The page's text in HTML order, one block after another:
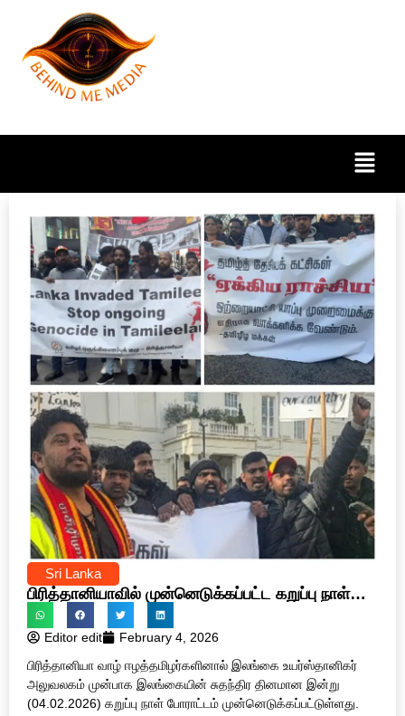
Sri Lanka
பிரித்தானியாவில் முன்னெடுக்கப்பட்ட கறுப்பு நாள்
போராட்டம்
Editor edit
February 4, 2026
பிரித்தானியா வாழ் ஈழத்தமிழர்களினால் இலங்கை உயர்ஸ்தானிகர்
அலுவலகம் முன்பாக இலங்கையின் சுதந்திர தினமான இன்று
(04.02.2026) கறுப்பு நாள் போராட்டம் முன்னெடுக்கப்பட்டுள்ளது.